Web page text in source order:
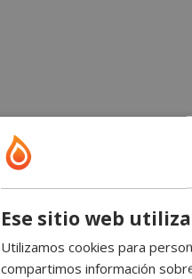
Ese sitio web
Utilizamos cookies para
compartimos información